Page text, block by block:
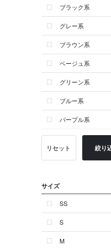
ブラック系
グレー系
ブラウン系
ベージュ系
グリーン系
ブルー系
パープル系
イエロー系
オレンジ系
シルバー系
ゴールド系
リセット 絞り
サイズ
SS
S
M